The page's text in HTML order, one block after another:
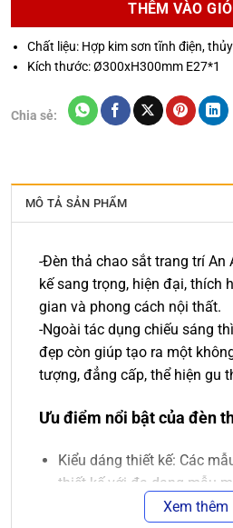
THÊM VÀO
Chất liệu: Hợp kim sơn tĩnh điện,
Kích thước: Ø300xH300mm E27*1
Chia sẻ:
MÔ TẢ SẢN PHẨM
-Đèn thả chao sắt trang trí An
kế sang trọng, hiện đại, thích
gian và phong cách nội thất.
-Ngoài tác dụng chiếu sáng
đẹp còn giúp tạo ra một
tượng, đẳng cấp, thể hiện gu
Ưu điểm nổi bật của đèn
Kiểu dáng thiết kế: Các
thiết kế với đa dạng mẫu
giản tới cao cấp, từ cổ
Xem thêm